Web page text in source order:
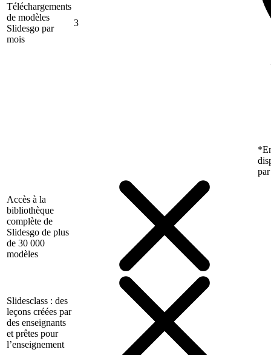
Téléchargements
de modèles
Slidesgo par
mois
3
Accès à la
bibliothèque
complète de
Slidesgo de plus
de 30 000
modèles
Slidesclass : des
leçons créées par
des enseignants
et prêtes pour
l’enseignement